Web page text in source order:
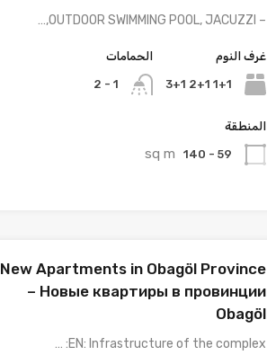
– OUTDOOR SWIMMING POOL, JACUZZI,…
غرف النوم
1+1 2+1 3+1
الحمامات
1 - 2
المنطقة
59 - 140
sq m
New Apartments in Obagöl Province
– Новые квартиры в провинции
Obagöl
EN: Infrastructure of the complex: …